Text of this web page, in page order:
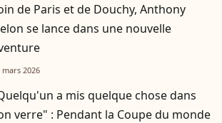
de Paris et de Douchy, Anthony
se lance dans une nouvelle
mars 2026
a mis quelque chose dans
verre" : Pendant la Coupe du monde